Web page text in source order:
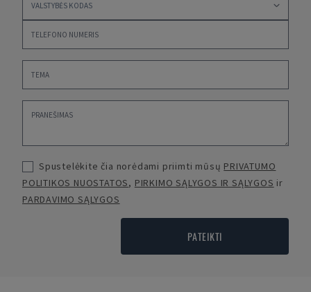
Spustelėkite čia norėdami priimti mūsų PRIVATUMO
POLITIKOS NUOSTATOS, PIRKIMO SĄLYGOS IR SĄLYGOS ir
PARDAVIMO SĄLYGOS
PATEIKTI